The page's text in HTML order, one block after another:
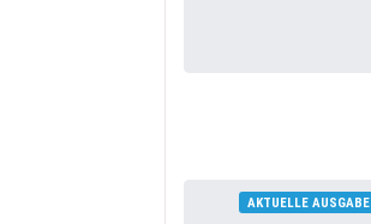
AKTUELLE AUSGABE